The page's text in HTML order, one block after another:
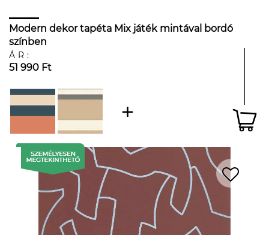
Modern dekor tapéta Mix játék mintával bordó
színben
ÁR:
51 990 Ft